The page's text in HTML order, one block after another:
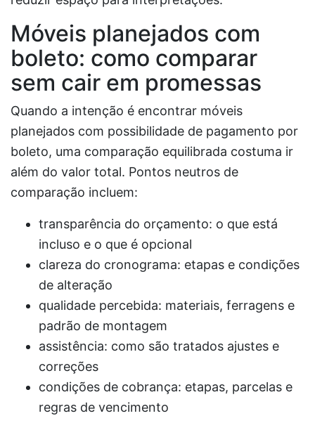
Móveis planejados com
boleto: como comparar
sem cair em promessas
Quando a intenção é encontrar móveis
planejados com possibilidade de pagamento por
boleto, uma comparação equilibrada costuma ir
além do valor total. Pontos neutros de
comparação incluem:
transparência do orçamento: o que está
incluso e o que é opcional
clareza do cronograma: etapas e condições
de alteração
qualidade percebida: materiais, ferragens e
padrão de montagem
assistência: como são tratados ajustes e
correções
condições de cobrança: etapas, parcelas e
regras de vencimento